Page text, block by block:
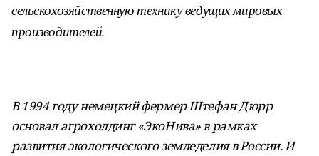
сельскохозяйственную технику ведущих мировых
производителей.
В 1994 году немецкий фермер Штефан Дюрр
основал агрохолдинг «ЭкоНива» в рамках
развития экологического земледелия в России. И